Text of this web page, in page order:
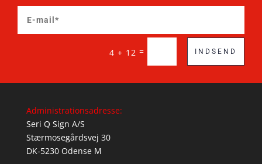
4 + 12 = INDSEND
Administrationsadresse:
Seri Q Sign A/S
Stærmosegårdsvej 30
DK-5230 Odense M